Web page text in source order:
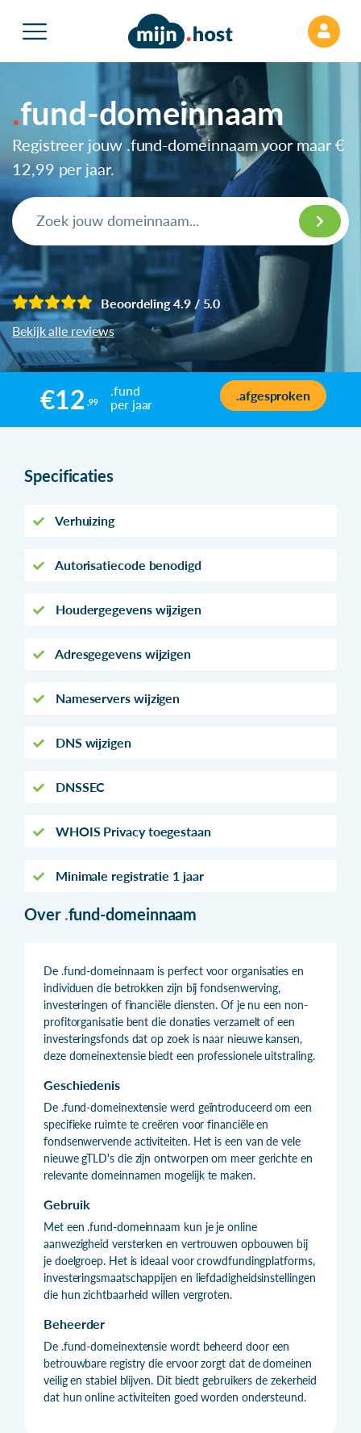
fund-domeinnaam
Registreer jouw .fund-domeinnaam voor maar €
12,99 per jaar.
Beoordeling 4.9 / 5.0
Bekijk alle reviews
€12 ,99
.fund
per jaar
.afgesproken
Specificaties
Verhuizing
Autorisatiecode benodigd
Houdergegevens wijzigen
Adresgegevens wijzigen
Nameservers wijzigen
DNS wijzigen
DNSSEC
WHOIS Privacy toegestaan
Minimale registratie 1 jaar
Over .fund-domeinnaam
De .fund-domeinnaam is perfect voor organisaties en
individuen die betrokken zijn bij fondsenwerving,
investeringen of financiële diensten. Of je nu een non-
profitorganisatie bent die donaties verzamelt of een
investeringsfonds dat op zoek is naar nieuwe kansen,
deze domeinextensie biedt een professionele uitstraling.
Geschiedenis
De .fund-domeinextensie werd geïntroduceerd om een
specifieke ruimte te creëren voor financiële en
fondsenwervende activiteiten. Het is een van de vele
nieuwe gTLD's die zijn ontworpen om meer gerichte en
relevante domeinnamen mogelijk te maken.
Gebruik
Met een .fund-domeinnaam kun je je online
aanwezigheid versterken en vertrouwen opbouwen bij
je doelgroep. Het is ideaal voor crowdfundingplatforms,
investeringsmaatschappijen en liefdadigheidsinstellingen
die hun zichtbaarheid willen vergroten.
Beheerder
De .fund-domeinextensie wordt beheerd door een
betrouwbare registry die ervoor zorgt dat de domeinen
veilig en stabiel blijven. Dit biedt gebruikers de zekerheid
dat hun online activiteiten goed worden ondersteund.